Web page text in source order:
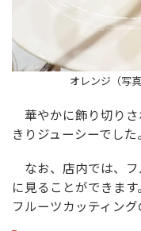
オレンジ（写
華やかに飾り切り
きりジューシーでした。
なお、店内では、
に見ることができま
フルーツカッティン